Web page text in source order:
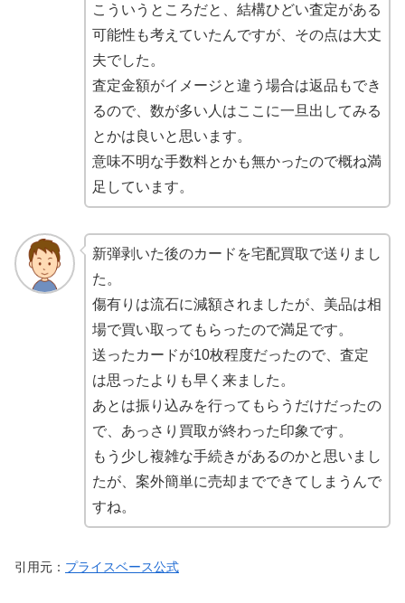
こういうところだと、結構ひどい査定がある
可能性も考えていたんですが、その点は大丈
夫でした。
査定金額がイメージと違う場合は返品もでき
るので、数が多い人はここに一旦出してみる
とかは良いと思います。
意味不明な手数料とかも無かったので概ね満
足しています。
新弾剥いた後のカードを宅配買取で送りまし
た。
傷有りは流石に減額されましたが、美品は相
場で買い取ってもらったので満足です。
送ったカードが10枚程度だったので、査定
は思ったよりも早く来ました。
あとは振り込みを行ってもらうだけだったの
で、あっさり買取が終わった印象です。
もう少し複雑な手続きがあるのかと思いまし
たが、案外簡単に売却までできてしまうんで
すね。
引用元： プライスベース公式